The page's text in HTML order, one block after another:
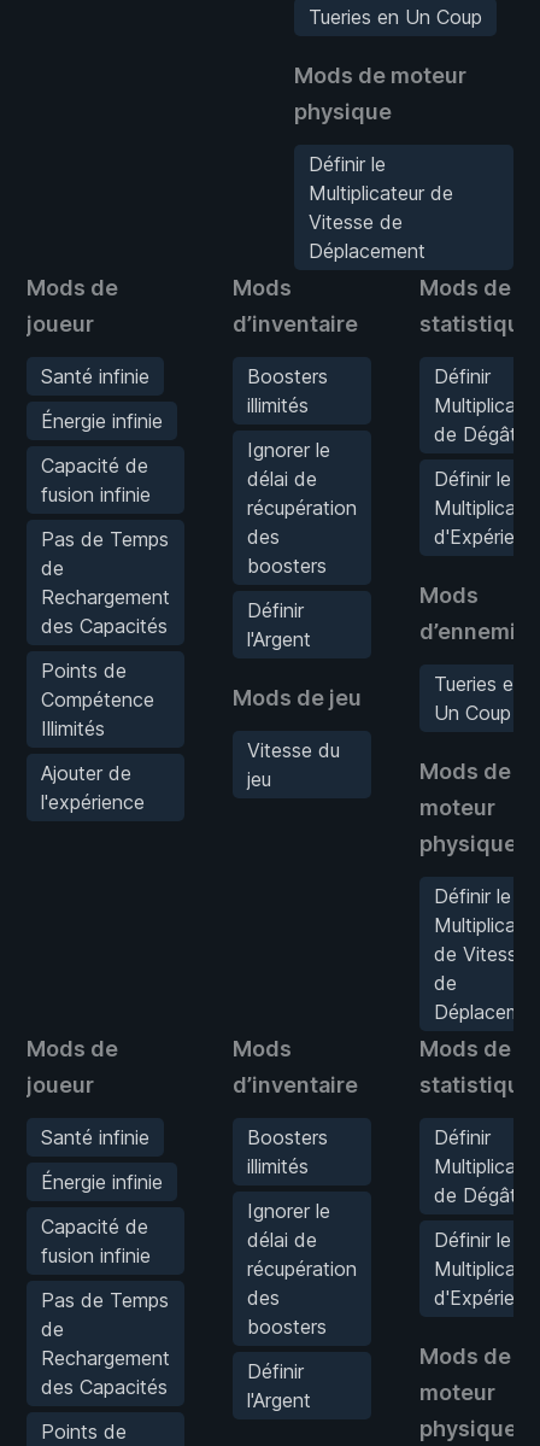
Tueries en Un Coup
Mods de moteur
physique
Définir le
Multiplicateur de
Vitesse de
Déplacement
Mods de
joueur
Santé infinie
Énergie infinie
Capacité de
fusion infinie
Pas de Temps
de
Rechargement
des Capacités
Points de
Compétence
Illimités
Ajouter de
l'expérience
Mods
d’inventaire
Boosters
illimités
Ignorer le
délai de
récupération
des
boosters
Définir
l'Argent
Mods de jeu
Vitesse du
jeu
Mods de
Définir
de Dégâts
Définir le
Mods
d’ennemis
Tueries en
Un Coup
Mods de
moteur
physique
Définir le
de Vitesse
de
Mods de
joueur
Santé infinie
Énergie infinie
Capacité de
fusion infinie
Pas de Temps
de
Rechargement
des Capacités
Points de
Mods
d’inventaire
Boosters
illimités
Ignorer le
délai de
récupération
des
boosters
Définir
l'Argent
Mods de
Définir
de Dégâts
Définir le
Mods de
moteur
physique